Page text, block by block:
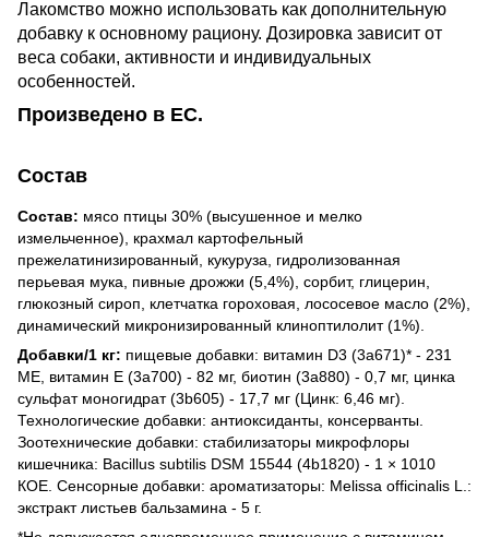
Лакомство можно использовать как дополнительную
добавку к основному рациону. Дозировка зависит от
веса собаки, активности и индивидуальных
особенностей.
Произведено в ЕС.
Состав
Состав: мясо птицы 30% (высушенное и мелко
измельченное), крахмал картофельный
прежелатинизированный, кукуруза, гидролизованная
перьевая мука, пивные дрожжи (5,4%), сорбит, глицерин,
глюкозный сироп, клетчатка гороховая, лососевое масло (2%),
динамический микронизированный клиноптилолит (1%).
Добавки/1 кг: пищевые добавки: витамин D3 (3a671)* - 231
МЕ, витамин Е (3a700) - 82 мг, биотин (3a880) - 0,7 мг, цинка
сульфат моногидрат (3b605) - 17,7 мг (Цинк: 6,46 мг).
Технологические добавки: антиоксиданты, консерванты.
Зоотехнические добавки: стабилизаторы микрофлоры
кишечника: Bacillus subtilis DSM 15544 (4b1820) - 1 × 1010
КОЕ. Сенсорные добавки: ароматизаторы: Melissa officinalis L.:
экстракт листьев бальзамина - 5 г.